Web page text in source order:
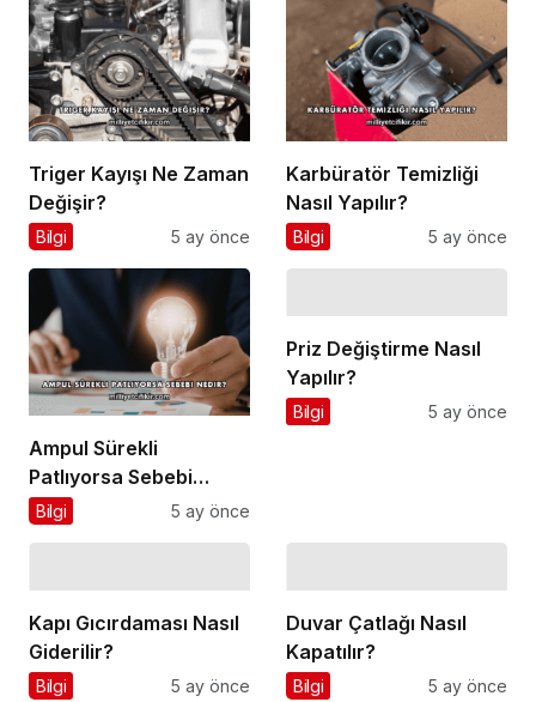
Triger Kayışı Ne Zaman
Değişir?
Bilgi 5 ay önce
Karbüratör Temizliği
Nasıl Yapılır?
Bilgi 5 ay önce
Ampul Sürekli
Patlıyorsa Sebebi
Nedir?
Bilgi 5 ay önce
Priz Değiştirme Nasıl
Yapılır?
Bilgi 5 ay önce
Kapı Gıcırdaması Nasıl
Giderilir?
Bilgi 5 ay önce
Duvar Çatlağı Nasıl
Kapatılır?
Bilgi 5 ay önce